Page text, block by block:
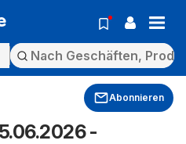
Abonnieren
-